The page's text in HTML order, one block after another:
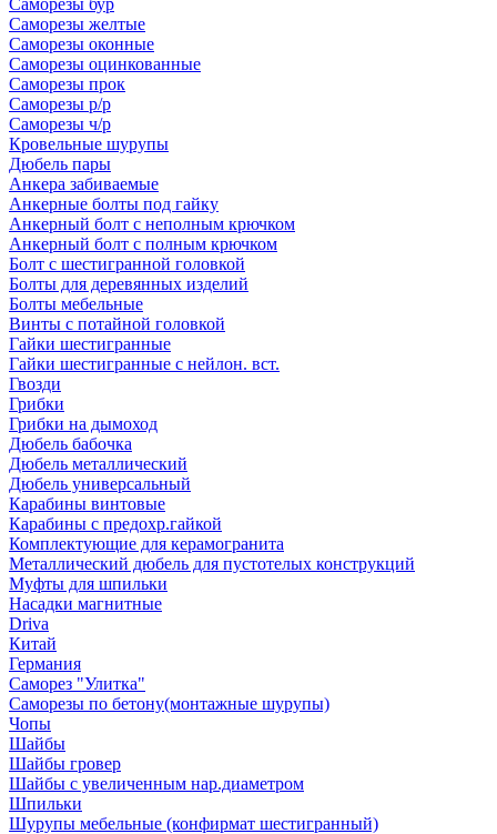
Саморезы бур
Саморезы желтые
Саморезы оконные
Саморезы оцинкованные
Саморезы прок
Саморезы р/р
Саморезы ч/р
Кровельные шурупы
Дюбель пары
Анкера забиваемые
Анкерные болты под гайку
Анкерный болт с неполным крючком
Анкерный болт с полным крючком
Болт с шестигранной головкой
Болты для деревянных изделий
Болты мебельные
Винты с потайной головкой
Гайки шестигранные
Гайки шестигранные с нейлон. вст.
Гвозди
Грибки
Грибки на дымоход
Дюбель бабочка
Дюбель металлический
Дюбель универсальный
Карабины винтовые
Карабины с предохр.гайкой
Комплектующие для керамогранита
Металлический дюбель для пустотелых конструкций
Муфты для шпильки
Насадки магнитные
Driva
Китай
Германия
Саморез "Улитка"
Саморезы по бетону(монтажные шурупы)
Чопы
Шайбы
Шайбы гровер
Шайбы с увеличенным нар.диаметром
Шпильки
Шурупы мебельные (конфирмат шестигранный)